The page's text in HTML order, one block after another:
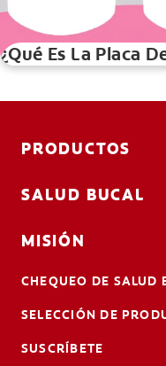
¿Qué Es La Placa
PRODUCTOS
SALUD BUCAL
MISIÓN
CHEQUEO DE SALUD
SELECCIÓN DE
SUSCRÍBETE